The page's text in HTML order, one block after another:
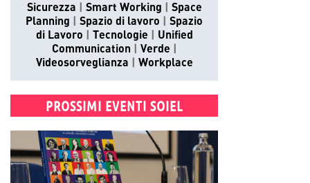
Sicurezza Smart Working
Space
Planning
Spazio di lavoro
Spazio
di Lavoro
Tecnologie
Unified
Communication
Verde
Videosorveglianza
Workplace
PROSSIMI EVENTI SOIEL